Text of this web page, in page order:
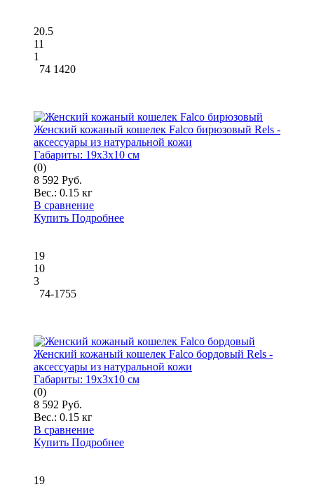
20.5
11
1
74 1420
Женский кожаный кошелек Falco бирюзовый Rels -
аксессуары из натуральной кожи
Габариты: 19x3x10 см
(0)
8 592 Руб.
Вес.: 0.15 кг
В сравнение
Купить Подробнее
19
10
3
74-1755
Женский кожаный кошелек Falco бордовый Rels -
аксессуары из натуральной кожи
Габариты: 19x3x10 см
(0)
8 592 Руб.
Вес.: 0.15 кг
В сравнение
Купить Подробнее
19